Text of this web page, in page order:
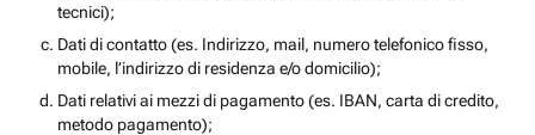
tecnici);
Dati di contatto (es. Indirizzo, mail, numero telefonico fisso,
mobile, l’indirizzo di residenza e/o domicilio);
Dati relativi ai mezzi di pagamento (es. IBAN, carta di credito,
metodo pagamento);